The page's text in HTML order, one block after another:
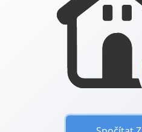
dlužníků zapíše, ale ne jako
poškodil v budoucnu.
Řada bank už na svých
prostřednictvím kterého můžete o
banky vyzývají, abyste je
nutné bance doložit.